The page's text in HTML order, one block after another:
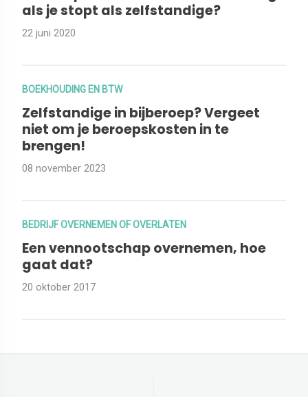
als je stopt als zelfstandige?
22 juni 2020
BOEKHOUDING EN BTW
Zelfstandige in bijberoep? Vergeet
niet om je beroepskosten in te
brengen!
08 november 2023
BEDRIJF OVERNEMEN OF OVERLATEN
Een vennootschap overnemen, hoe
gaat dat?
20 oktober 2017